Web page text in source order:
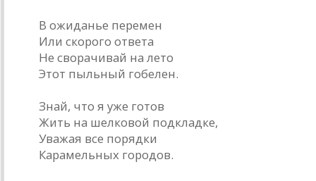
В ожиданье перемен
Или скорого ответа
Не сворачивай на лето
Этот пыльный гобелен.
Знай, что я уже готов
Жить на шелковой подкладке,
Уважая все порядки
Карамельных городов.